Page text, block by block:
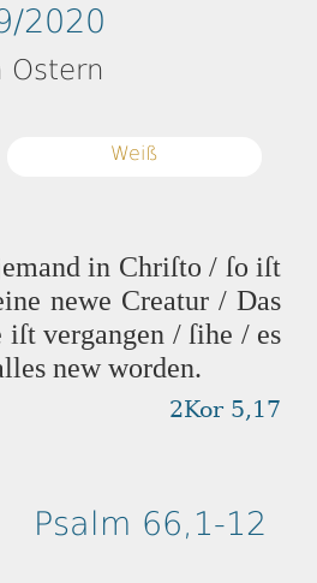
2020
Ostern
Weiß
in Chriſto / ſo iſt
newe Cre­a­tur / Das
iſt vergangen / ſi­he / es
new wor­den.
2Kor 5,17
Psalm 66,1-12